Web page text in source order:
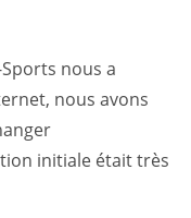
nous a
nous avons
initiale était très